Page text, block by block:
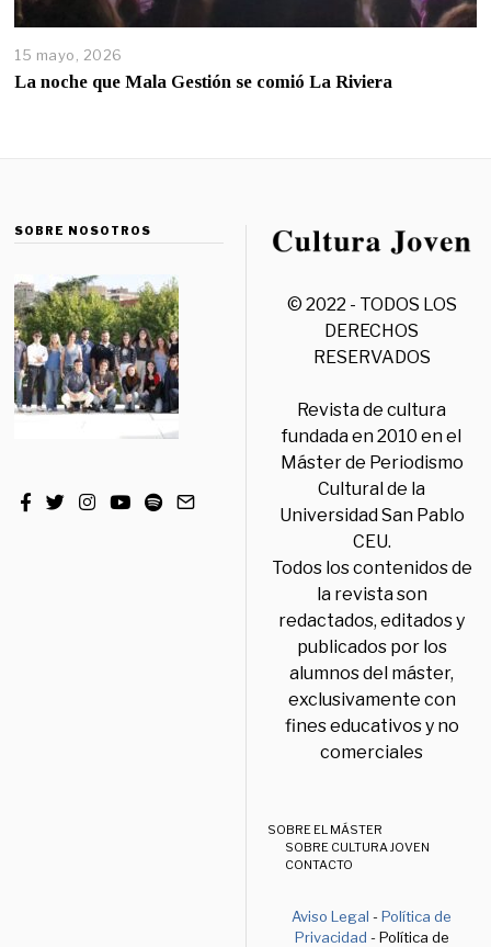
15 mayo, 2026
La noche que Mala Gestión se comió La Riviera
SOBRE NOSOTROS
© 2022 - TODOS LOS
DERECHOS
RESERVADOS
Revista de cultura
fundada en 2010 en el
Máster de Periodismo
Cultural de la
Universidad San Pablo
CEU.
Todos los contenidos de
la revista son
redactados, editados y
publicados por los
alumnos del máster,
exclusivamente con
fines educativos y no
comerciales
SOBRE EL MÁSTER
SOBRE CULTURA JOVEN
CONTACTO
Aviso Legal -Política de
Privacidad - Política de